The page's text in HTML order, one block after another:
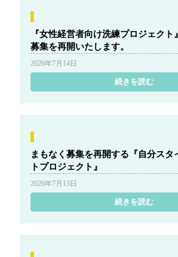
『女性経営者向け洗練プロジェクト
募集を再開いたします。
2026年7月14日
続きを読む
まもなく募集を再開する『自分スタ
トプロジェクト』
2026年7月13日
続きを読む